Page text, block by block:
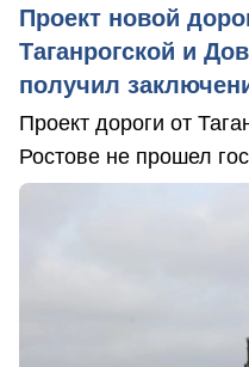
Проект новой
Таганрогской и
получил
Проект дороги от
Ростове не прошел